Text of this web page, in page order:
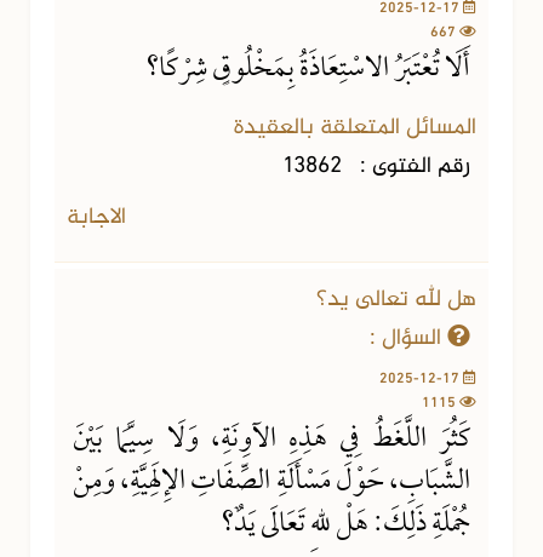
أَلَا تُعْتَبَرُ الاسْتِعَاذَةُ بِمَخْلُوقٍ شِرْكًا؟
المسائل المتعلقة بالعقيدة
رقم الفتوى : 13862
الاجابة
هل لله تعالى يد؟
السؤال :
كَثُرَ اللَّغَطُ فِي هَذِهِ الآوِنَةِ، وَلَا سِيَّمَا بَيْنَ
الشَّبَابِ، حَوْلَ مَسْأَلَةِ الصِّفَاتِ الإِلَهِيَّةِ، وَمِنْ
جُمْلَةِ ذَلِكَ: هَلْ للهِ تَعَالَى يَدٌ؟